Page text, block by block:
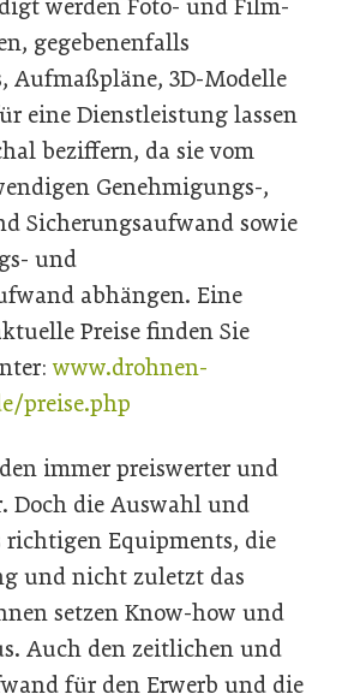
werden Foto- und Film-
gegebenenfalls
Aufmaßpläne, 3D-Modelle
eine Dienstleistung lassen
beziffern, da sie vom
Genehmigungs-,
Sicherungsaufwand sowie
und
abhängen. Eine
Preise finden Sie
www.drohnen-
preise.php
immer preiswerter und
Doch die Auswahl und
richtigen Equipments, die
und nicht zuletzt das
setzen Know-how und
Auch den zeitlichen und
für den Erwerb und die